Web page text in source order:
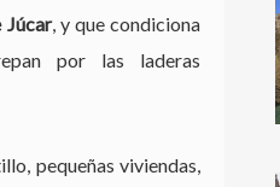
Júcar, y que condiciona
por las laderas
pequeñas viviendas,